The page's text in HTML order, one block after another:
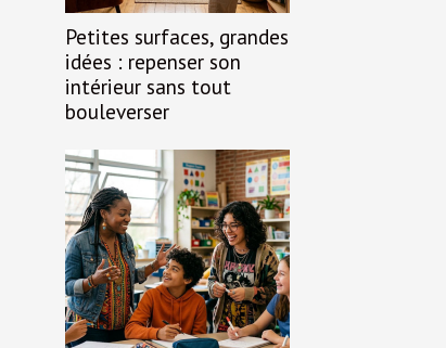
Petites surfaces, grandes
idées : repenser son
intérieur sans tout
bouleverser